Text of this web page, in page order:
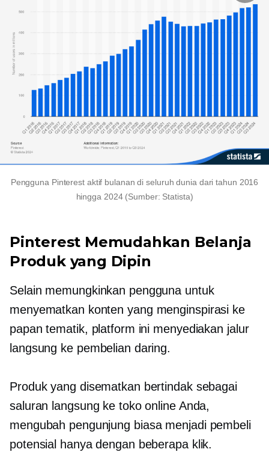
Pengguna Pinterest aktif bulanan di seluruh dunia dari tahun 2016
hingga 2024 (Sumber: Statista)
Pinterest Memudahkan Belanja
Produk yang Dipin
Selain memungkinkan pengguna untuk
menyematkan konten yang menginspirasi ke
papan tematik, platform ini menyediakan jalur
langsung ke pembelian daring.
Produk yang disematkan bertindak sebagai
saluran langsung ke toko online Anda,
mengubah pengunjung biasa menjadi pembeli
potensial hanya dengan beberapa klik.